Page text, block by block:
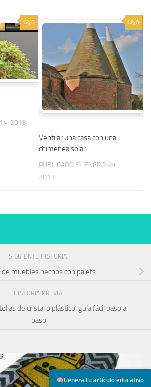
Genera tu artículo educativo
0
2013
0
Ventilar una casa con una
chimenea solar
PUBLICADO EL ENERO 28,
2013
SIGUIENTE HISTORIA
muebles hechos con palets
HISTORIA PREVIA
de cristal o plástico: guía fácil paso a
paso